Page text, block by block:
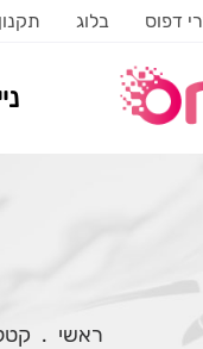
דפוס בלוג
ראשי .